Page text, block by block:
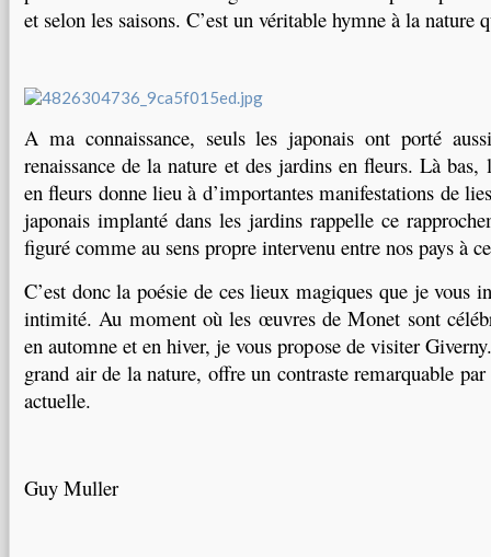
et selon les saisons. C’est un véritable hymne à la nature
A ma connaissance, seuls les japonais ont porté
renaissance de la nature et des jardins en fleurs. Là bas,
en fleurs donne lieu à d’importantes manifestations de
japonais implanté dans les jardins rappelle ce
figuré comme au sens propre intervenu entre nos pays à
C’est donc la poésie de ces lieux magiques que je vous
intimité. Au moment où les œuvres de Monet sont
en automne et en hiver, je vous propose de visiter
grand air de la nature, offre un contraste remarquable
actuelle.
Guy Muller